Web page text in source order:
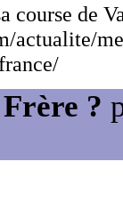
course de
actualite/
?